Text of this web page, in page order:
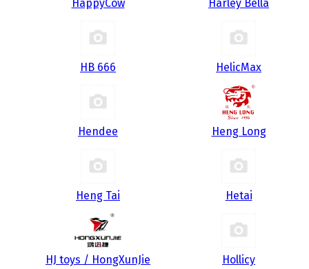
HappyCow Harley Bella
HB 666 HelicMax
Hendee Heng Long
Heng Tai Hetai
HJ toys / HongXunJie Hollicy